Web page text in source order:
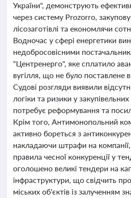
України", демонструють
через систему Prozorro,
лісозаготівлі та економлячи
Водночас у сфері енергетики
недобросовісними
"Центренерго", яке сплатило
вугілля, що не було поставлене
Судові розгляди виявили
логіки та ризики у
потребує реформування та
Крім того, Антимонопольний
активно бореться з
накладаючи штрафи на
правила чесної конкуренції у
оголошено великі тендери на
інфраструктури, що свідчить
міських об'єктів із залученням